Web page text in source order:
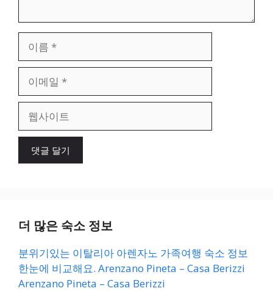
일
이
더 많은 숙소 정보
분위기있는 이탈리아 아렌자노 가족여행 숙소 정보
한눈에 비교해요. Arenzano Pineta – Casa Berizzi
Arenzano Pineta – Casa Berizzi